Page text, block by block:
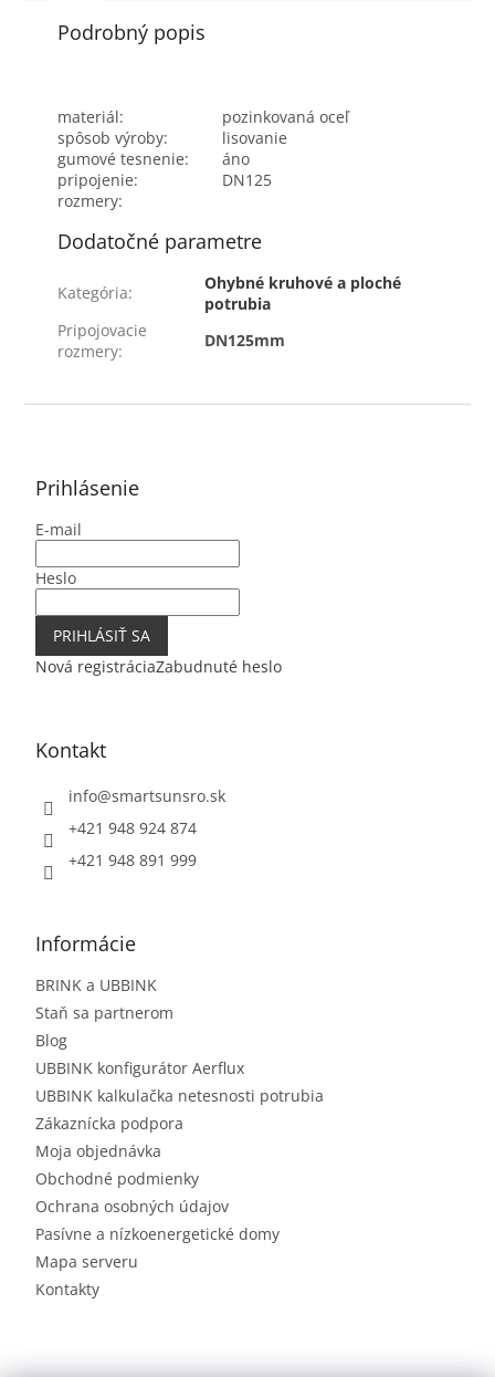
Podrobný popis
materiál:
pozinkovaná oceľ
spôsob výroby:
lisovanie
gumové tesnenie:
áno
pripojenie:
DN125
rozmery:
Dodatočné parametre
Kategória:
Ohybné kruhové a ploché
potrubia
Pripojovacie
rozmery:
DN125mm
Prihlásenie
E-mail
Heslo
PRIHLÁSIŤ SA
Nová registráciaZabudnuté heslo
Kontakt
info@smartsunsro.sk
+421 948 924 874
+421 948 891 999
Informácie
BRINK a UBBINK
Staň sa partnerom
Blog
UBBINK konfigurátor Aerflux
UBBINK kalkulačka netesnosti potrubia
Zákaznícka podpora
Moja objednávka
Obchodné podmienky
Ochrana osobných údajov
Pasívne a nízkoenergetické domy
Mapa serveru
Kontakty